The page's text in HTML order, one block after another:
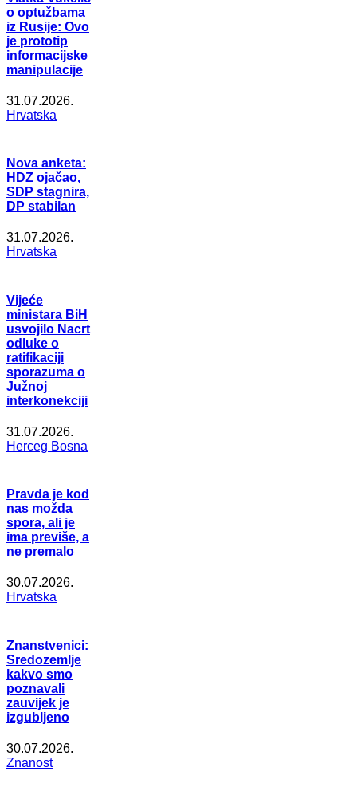
o optužbama
iz Rusije: Ovo
je prototip
informacijske
manipulacije
31.07.2026.
Hrvatska
Nova anketa:
HDZ ojačao,
SDP stagnira,
DP stabilan
31.07.2026.
Hrvatska
Vijeće
ministara BiH
usvojilo Nacrt
odluke o
ratifikaciji
sporazuma o
Južnoj
interkonekciji
31.07.2026.
Herceg Bosna
Pravda je kod
nas možda
spora, ali je
ima previše, a
ne premalo
30.07.2026.
Hrvatska
Znanstvenici:
Sredozemlje
kakvo smo
poznavali
zauvijek je
izgubljeno
30.07.2026.
Znanost